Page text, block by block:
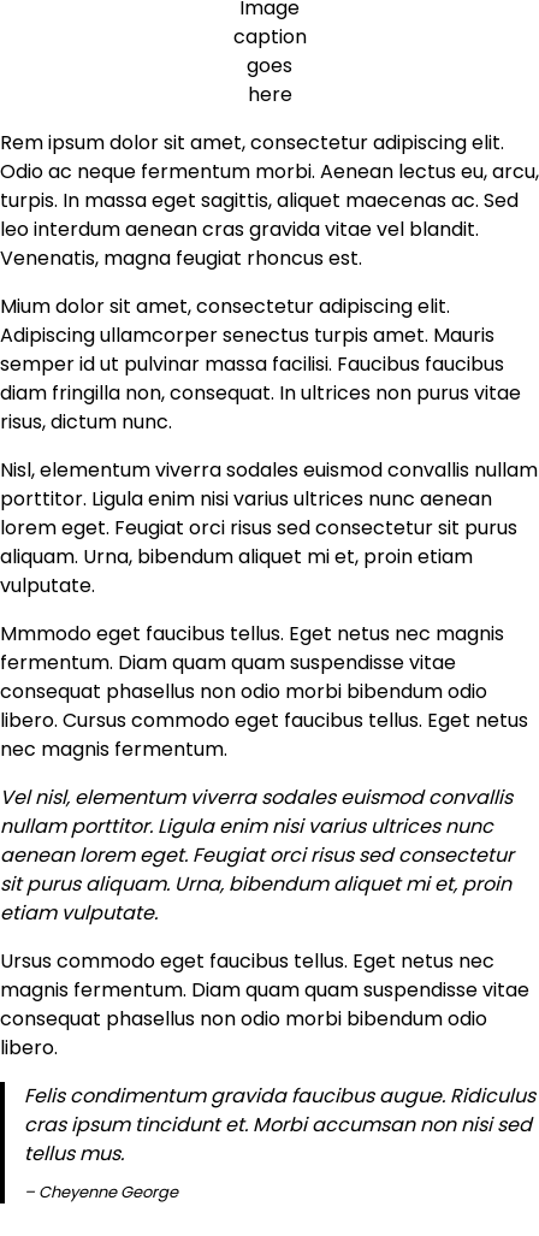
Image
caption
goes
here
Rem ipsum dolor sit amet, consectetur adipiscing elit.
Odio ac neque fermentum morbi. Aenean lectus eu, arcu,
turpis. In massa eget sagittis, aliquet maecenas ac. Sed
leo interdum aenean cras gravida vitae vel blandit.
Venenatis, magna feugiat rhoncus est.
Mium dolor sit amet, consectetur adipiscing elit.
Adipiscing ullamcorper senectus turpis amet. Mauris
semper id ut pulvinar massa facilisi. Faucibus faucibus
diam fringilla non, consequat. In ultrices non purus vitae
risus, dictum nunc.
Nisl, elementum viverra sodales euismod convallis nullam
porttitor. Ligula enim nisi varius ultrices nunc aenean
lorem eget. Feugiat orci risus sed consectetur sit purus
aliquam. Urna, bibendum aliquet mi et, proin etiam
vulputate.
Mmmodo eget faucibus tellus. Eget netus nec magnis
fermentum. Diam quam quam suspendisse vitae
consequat phasellus non odio morbi bibendum odio
libero. Cursus commodo eget faucibus tellus. Eget netus
nec magnis fermentum.
Vel nisl, elementum viverra sodales euismod convallis
nullam porttitor. Ligula enim nisi varius ultrices nunc
aenean lorem eget. Feugiat orci risus sed consectetur
sit purus aliquam. Urna, bibendum aliquet mi et, proin
etiam vulputate.
Ursus commodo eget faucibus tellus. Eget netus nec
magnis fermentum. Diam quam quam suspendisse vitae
consequat phasellus non odio morbi bibendum odio
libero.
Felis condimentum gravida faucibus augue. Ridiculus
cras ipsum tincidunt et. Morbi accumsan non nisi sed
tellus mus.
– Cheyenne George